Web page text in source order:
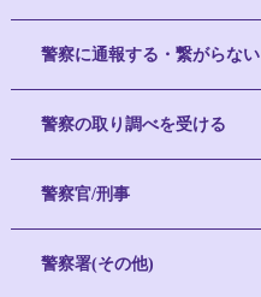
警察に通報する・繋がらない
警察の取り調べを受ける
警察官/刑事
警察署(その他)